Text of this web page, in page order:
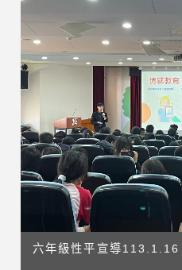
六年級性平宣導113.1.16